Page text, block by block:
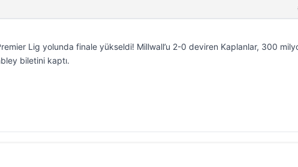
Premier Lig yolunda finale yükseldi! Millwall’u 2-0 deviren Kaplanlar, 300
biletini kaptı.